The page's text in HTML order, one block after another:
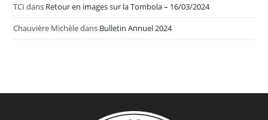
TCI dans Retour en images sur la Tombola – 16/03/2024
Chauvière Michèledans Bulletin Annuel 2024